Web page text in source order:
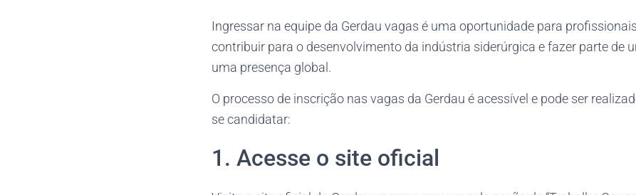
Ingressar na equipe da Gerdau vagas é uma oportunidade para
contribuir para o desenvolvimento da indústria siderúrgica e fazer parte de
uma presença global.
O processo de inscrição nas vagas da Gerdau é acessível e pode ser
se candidatar:
1. Acesse o site oficial